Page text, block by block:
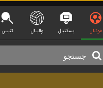
فوتبال بسکتبال والیبال تنیس